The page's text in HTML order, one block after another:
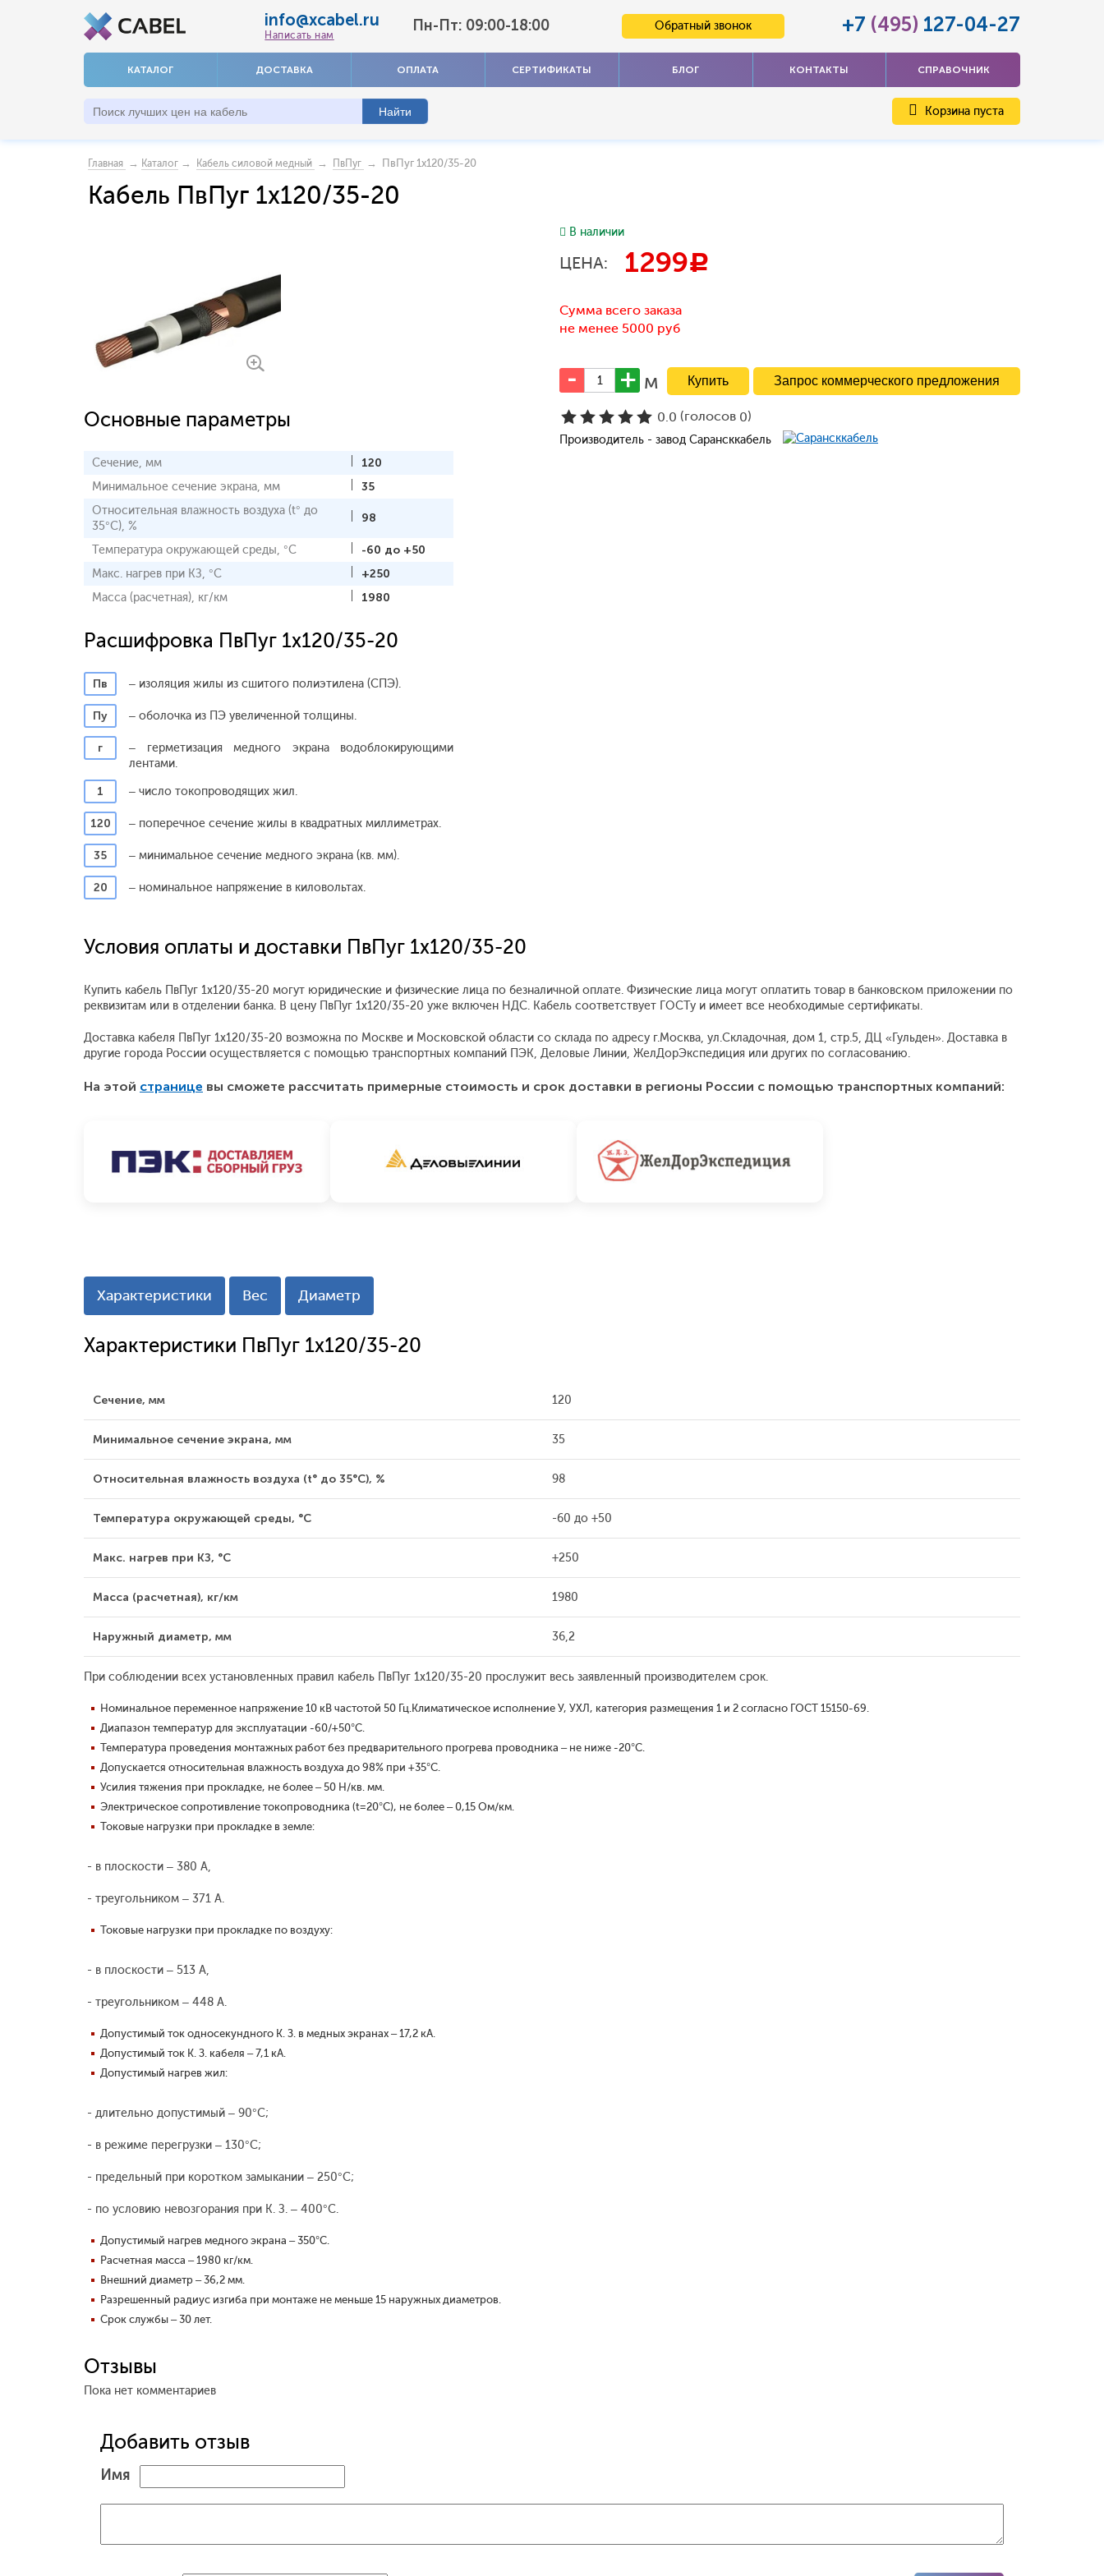
info@xcabel.ru
Написать нам
Пн-Пт: 09:00-18:00 Обратный звонок +7 (495) 127-04-27
КАТАЛОГ ДОСТАВКА ОПЛАТА СЕРТИФИКАТЫ БЛОГ КОНТАКТЫ СПРАВОЧНИК
Корзина пуста
Главная → Каталог → Кабель силовой медный → ПвПуг → ПвПуг 1x120/35-20
Кабель ПвПуг 1x120/35-20
Основные параметры
Сечение, мм
120
Минимальное сечение экрана, мм
35
Относительная влажность воздуха (t° до
35°С), %
98
Температура окружающей среды, °С
-60 до +50
Макс. нагрев при КЗ, °С
+250
Масса (расчетная), кг/км
1980
Расшифровка ПвПуг 1x120/35-20
Пв – изоляция жилы из сшитого полиэтилена (СПЭ).
Пу – оболочка из ПЭ увеличенной толщины.
г
– герметизация медного экрана водоблокирующими
лентами.
1
– число токопроводящих жил.
120 – поперечное сечение жилы в квадратных миллиметрах.
35 – минимальное сечение медного экрана (кв. мм).
20 – номинальное напряжение в киловольтах.
В наличии
ЦЕНА: 1299c
Сумма всего заказа
не менее 5000 руб
м Запрос коммерческого предложения
0.0 (голосов 0)
Производитель - завод Сарансккабель
Условия оплаты и доставки ПвПуг 1x120/35-20
Купить кабель ПвПуг 1x120/35-20 могут юридические и физические лица по безналичной оплате. Физические лица могут оплатить товар в банковском приложении по
реквизитам или в отделении банка. В цену ПвПуг 1x120/35-20 уже включен НДС. Кабель соответствует ГОСТу и имеет все необходимые сертификаты.
Доставка кабеля ПвПуг 1x120/35-20 возможна по Москве и Московской области со склада по адресу г.Москва, ул.Складочная, дом 1, стр.5, ДЦ «Гульден». Доставка в
другие города России осуществляется с помощью транспортных компаний ПЭК, Деловые Линии, ЖелДорЭкспедиция или других по согласованию.
На этой странице вы сможете рассчитать примерные стоимость и срок доставки в регионы России с помощью транспортных компаний:
Характеристики Вес Диаметр
Характеристики ПвПуг 1x120/35-20
Сечение, мм 120
Минимальное сечение экрана, мм 35
Относительная влажность воздуха (t° до 35°С), % 98
Температура окружающей среды, °С -60 до +50
Макс. нагрев при КЗ, °С +250
Масса (расчетная), кг/км 1980
Наружный диаметр, мм 36,2
При соблюдении всех установленных правил кабель ПвПуг 1x120/35-20 прослужит весь заявленный производителем срок.
Номинальное переменное напряжение 10 кВ частотой 50 Гц.Климатическое исполнение У, УХЛ, категория размещения 1 и 2 согласно ГОСТ 15150-69.
Диапазон температур для эксплуатации -60/+50°С.
Температура проведения монтажных работ без предварительного прогрева проводника – не ниже -20°С.
Допускается относительная влажность воздуха до 98% при +35°С.
Усилия тяжения при прокладке, не более – 50 Н/кв. мм.
Электрическое сопротивление токопроводника (t=20°С), не более – 0,15 Ом/км.
Токовые нагрузки при прокладке в земле:
- в плоскости – 380 А,
- треугольником – 371 А.
Токовые нагрузки при прокладке по воздуху:
- в плоскости – 513 А,
- треугольником – 448 А.
Допустимый ток односекундного К. З. в медных экранах – 17,2 кА.
Допустимый ток К. З. кабеля – 7,1 кА.
Допустимый нагрев жил:
- длительно допустимый – 90°С;
- в режиме перегрузки – 130°С;
- предельный при коротком замыкании – 250°С;
- по условию невозгорания при К. З. – 400°С.
Допустимый нагрев медного экрана – 350°С.
Расчетная масса – 1980 кг/км.
Внешний диаметр – 36,2 мм.
Разрешенный радиус изгиба при монтаже не меньше 15 наружных диаметров.
Срок службы – 30 лет.
Отзывы
Пока нет комментариев
Добавить отзыв
Имя